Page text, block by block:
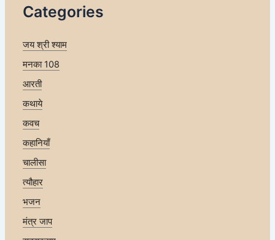
Categories
जय श्री श्याम
मनका 108
आरती
कथाये
कवच
कहानियाँ
चालीसा
त्यौहार
भजन
मंत्र जाप